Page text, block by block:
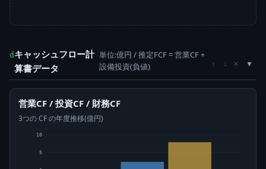
d キャッシュフロー計
算書データ
単位:億円 / 推定FCF = 営業CF +
設備投資(負値)
↑ ↓ ×
営業CF / 投資CF / 財務CF
3つの CF の年度推移(億円)
5
10